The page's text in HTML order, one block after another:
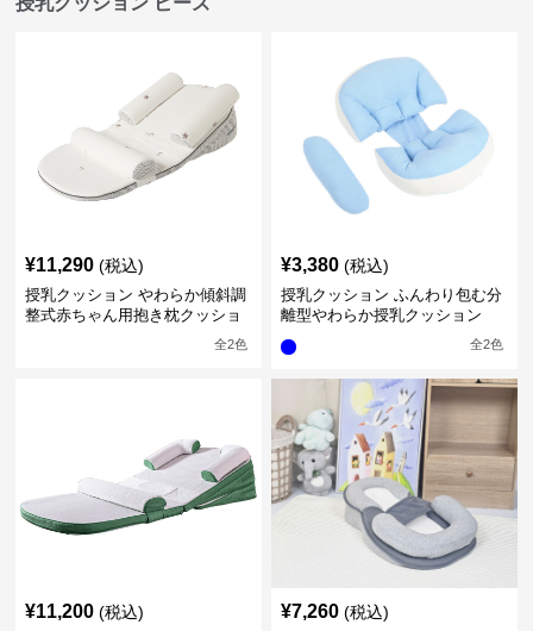
¥11,290 (税込)
授乳クッション やわらか傾斜調
整式赤ちゃん用抱き枕クッショ
全2色
¥3,380 (税込)
授乳クッション ふんわり包む分
離型やわらか授乳クッション
全2色
¥11,200 (税込) ¥7,260 (税込)